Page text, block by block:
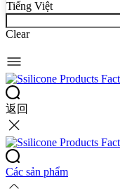
Tiếng Việt
Clear
返回
Các sản phẩm